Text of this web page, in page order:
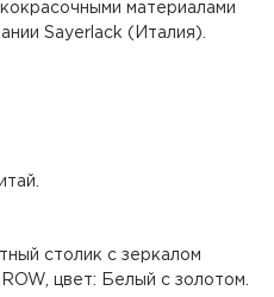
материалами
Sayerlack (Италия).
столик с зеркалом
цвет: Белый с золотом.